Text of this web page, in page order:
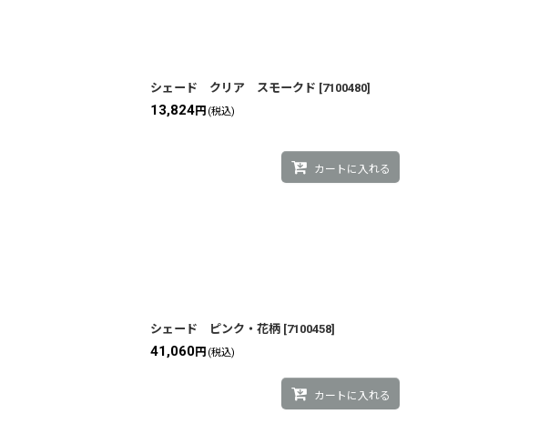
シェード クリア スモークド [7100480]
13,824円 (税込)
カートに入れる
シェード ピンク・花柄 [7100458]
41,060円 (税込)
カートに入れる